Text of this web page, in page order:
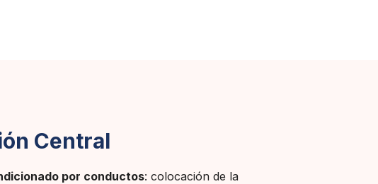
Central
por conductos: colocación de la